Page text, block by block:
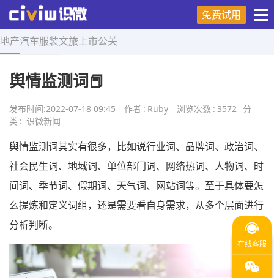
免费试用
地产汽车服装文旅 上市公关
首页 > 舆情研究 > 正文
舆情监测词📕
发布时间:2022-07-18 09:45 作者 : Ruby 浏览次数 : 3572 分
类 : 识微新闻
舆情监测词其实有很多，比如说行业词、品牌词、政治词、
社会民生词、地域词、单位部门词、网络热词、人物词、时
间词、季节词、假期词、天气词、网站词等。至于具体要怎
么提炼和定义词组，还是需要看自身需求，从多个层面进行
分析判断。